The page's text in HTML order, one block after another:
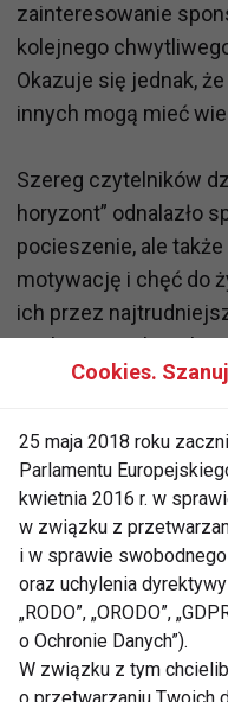
zainteresowanie
kolejnego
Okazuje się jednak,
innych mogą mieć
Szereg czytelników
horyzont” odnalazło
pocieszenie, ale
motywację i chęć do
ich przez
zaskoczonych, że
drogowskazem i jest
Sama Martyna
książkę nie sądziłam,
tysięcy ludzi. Dzięki
idea "przesuwania
uniwersalna.
Własny Everest,
sprawy. Dziś wiem
Cookies.
25 maja 2018 roku
Parlamentu
kwietnia 2016 r. w
w związku z
i w sprawie
oraz uchylenia
„RODO”, „ORODO”,
o Ochronie Danych”).
W związku z tym